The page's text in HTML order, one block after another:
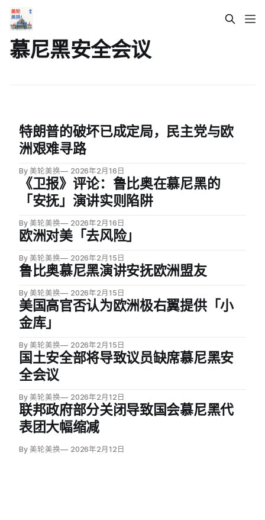
慕尼黑安全会议
特朗普的破坏已成定局，民主党与欧
洲艰难寻路
By 美轮美换 2026年2月16日
《卫报》评论：鲁比奥在慕尼黑的
「安抚」演讲实则陷阱
By 美轮美换 2026年2月16日
欧洲对美「去风险」
By 美轮美换 2026年2月15日
鲁比奥慕尼黑演讲安抚欧洲盟友
By 美轮美换 2026年2月15日
美国高官否认为欧洲极右翼提供「小
金库」
By 美轮美换 2026年2月15日
国土安全部将导致议员缺席慕尼黑安
全会议
By 美轮美换 2026年2月12日
联邦政府部分关闭导致国会慕尼黑代
表团大幅缩减
By 美轮美换 2026年2月12日